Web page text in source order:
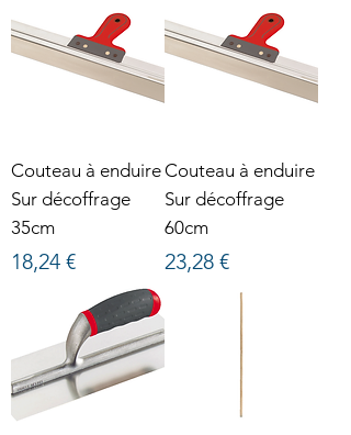
Couteau à enduire
Sur décoffrage
35cm
Prix
18,24 €
Couteau à enduire
Sur décoffrage
60cm
Prix
23,28 €